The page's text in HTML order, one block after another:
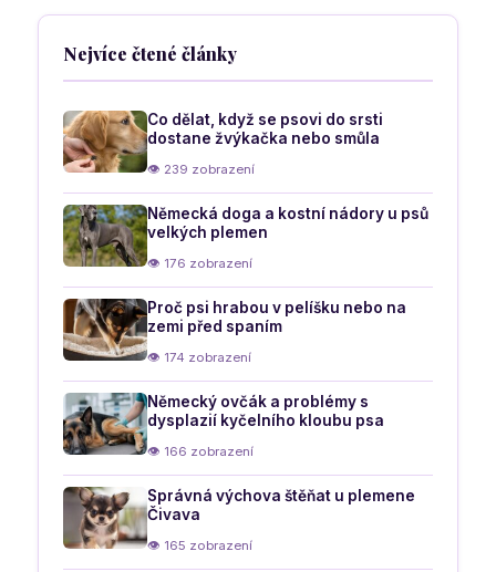
Nejvíce čtené články
Co dělat, když se psovi do srsti
dostane žvýkačka nebo smůla
👁 239 zobrazení
Německá doga a kostní nádory u psů
velkých plemen
👁 176 zobrazení
Proč psi hrabou v pelíšku nebo na
zemi před spaním
👁 174 zobrazení
Německý ovčák a problémy s
dysplazií kyčelního kloubu psa
👁 166 zobrazení
Správná výchova štěňat u plemene
Čivava
👁 165 zobrazení